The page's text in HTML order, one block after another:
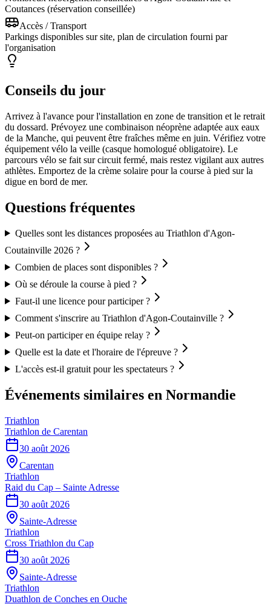
Coutances (réservation conseillée)
Accès / Transport
Parkings disponibles sur site, plan de circulation fourni par
l'organisation
Conseils du jour
Arrivez à l'avance pour l'installation en zone de transition et le retrait
du dossard. Prévoyez une combinaison néoprène adaptée aux eaux
de la Manche, qui peuvent être fraîches même en juin. Vérifiez votre
équipement vélo la veille (casque homologué obligatoire). Le
parcours vélo se fait sur circuit fermé, mais restez vigilant aux autres
athlètes. Emportez de la crème solaire pour la course à pied sur la
digue en bord de mer.
Questions fréquentes
Quelles sont les distances proposées au Triathlon d'Agon-
Coutainville 2026 ?
Combien de places sont disponibles ?
Où se déroule la course à pied ?
Faut-il une licence pour participer ?
Comment s'inscrire au Triathlon d'Agon-Coutainville ?
Peut-on participer en équipe relay ?
Quelle est la date et l'horaire de l'épreuve ?
L'accès est-il gratuit pour les spectateurs ?
Événements similaires en Normandie
Triathlon
Triathlon de Carentan
30 août 2026
Carentan
Triathlon
Raid du Cap – Sainte Adresse
30 août 2026
Sainte-Adresse
Triathlon
Cross Triathlon du Cap
30 août 2026
Sainte-Adresse
Triathlon
Duathlon de Conches en Ouche